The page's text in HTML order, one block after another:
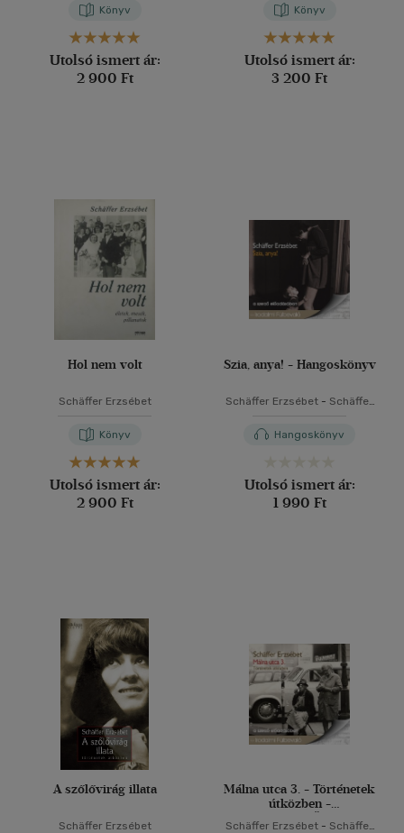
Könyv
Utolsó ismert ár:
2 900 Ft
Könyv
Utolsó ismert ár:
3 200 Ft
Hol nem volt
Schäffer Erzsébet
Könyv
Utolsó ismert ár:
2 900 Ft
Szia, anya! - Hangoskönyv
Schäffer Erzsébet - Schäffer
Hangoskönyv
Utolsó ismert ár:
1 990 Ft
A szőlővirág illata
Schäffer Erzsébet
Málna utca 3. - Történetek
útközben -
HANGOSKÖNYV
Schäffer Erzsébet - Schäffer